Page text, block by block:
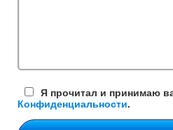
Я прочитал и принимаю
Конфиденциальности.